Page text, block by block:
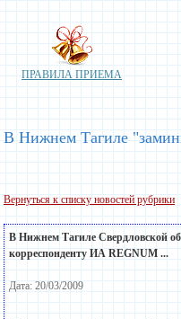
ПРАВИЛА ПРИЕМА
В Нижнем Тагиле
Вернуться к списку новостей рубрики
В Нижнем Тагиле Свердловской
корреспонденту ИА REGNUM ...
Дата: 20/03/2009